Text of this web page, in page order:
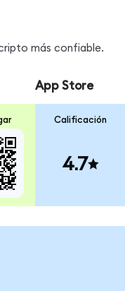
más confiable.
App Store
Calificación
4.7